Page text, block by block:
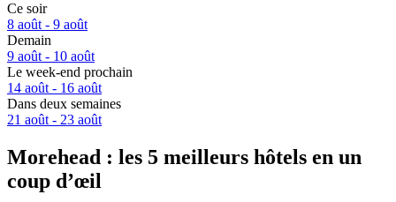
Ce soir
8 août - 9 août
Demain
9 août - 10 août
Le week-end prochain
14 août - 16 août
Dans deux semaines
21 août - 23 août
Morehead : les 5 meilleurs hôtels en un
coup d’œil